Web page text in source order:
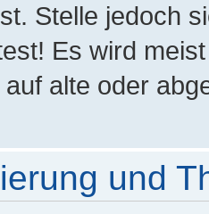
Stelle jedoch
Es wird
alte oder
und